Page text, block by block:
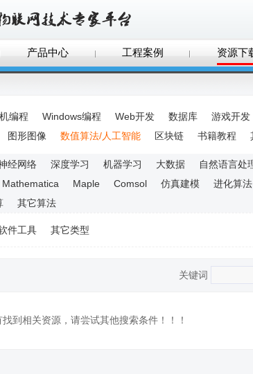
产品中心 工程案例 资源下
编程 Windows编程 Web开发 数据库 游戏开发
图形图像 数值算法/人工智能 区块链 书籍教程
经网络 深度学习 机器学习 大数据 自然语言处
Mathematica Maple Comsol 仿真建模 进化算法
其它算法
件工具 其它类型
关键词
到相关资源，请尝试其他搜索条件！！！